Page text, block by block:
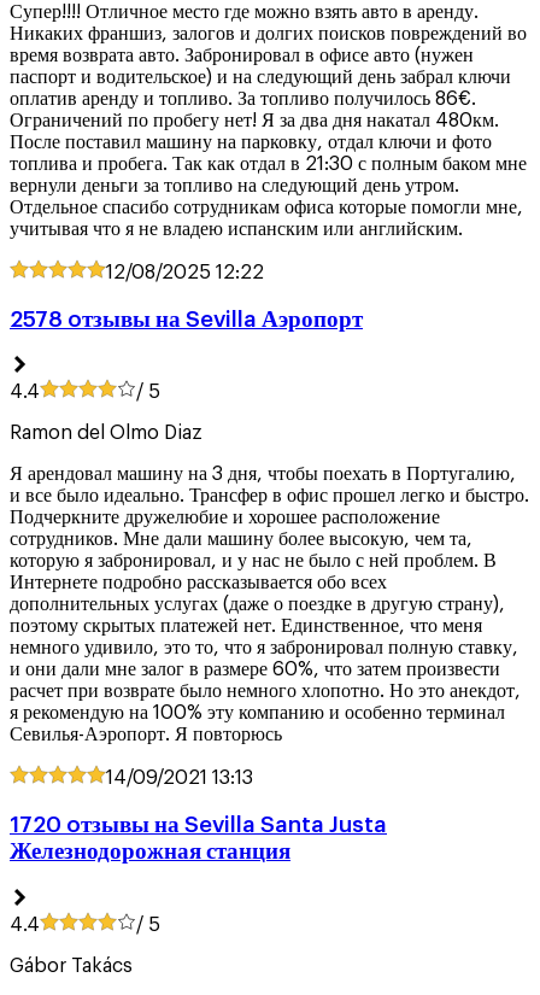
Супер!!!! Отличное место где можно взять авто в аренду.
Никаких франшиз, залогов и долгих поисков повреждений во
время возврата авто. Забронировал в офисе авто (нужен
паспорт и водительское) и на следующий день забрал ключи
оплатив аренду и топливо. За топливо получилось 86€.
Ограничений по пробегу нет! Я за два дня накатал 480км.
После поставил машину на парковку, отдал ключи и фото
топлива и пробега. Так как отдал в 21:30 с полным баком мне
вернули деньги за топливо на следующий день утром.
Отдельное спасибо сотрудникам офиса которые помогли мне,
учитывая что я не владею испанским или английским.
12/08/2025 12:22
2578 oтзывы на Sevilla Аэропорт
4.4 / 5
Ramon del Olmo Diaz
Я арендовал машину на 3 дня, чтобы поехать в Португалию,
и все было идеально. Трансфер в офис прошел легко и быстро.
Подчеркните дружелюбие и хорошее расположение
сотрудников. Мне дали машину более высокую, чем та,
которую я забронировал, и у нас не было с ней проблем. В
Интернете подробно рассказывается обо всех
дополнительных услугах (даже о поездке в другую страну),
поэтому скрытых платежей нет. Единственное, что меня
немного удивило, это то, что я забронировал полную ставку,
и они дали мне залог в размере 60%, что затем произвести
расчет при возврате было немного хлопотно. Но это анекдот,
я рекомендую на 100% эту компанию и особенно терминал
Севилья-Аэропорт. Я повторюсь
14/09/2021 13:13
1720 oтзывы на Sevilla Santa Justa
Железнодорожная станция
4.4 / 5
Gábor Takács